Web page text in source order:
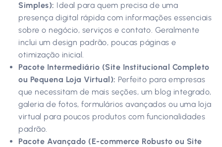
Simples): Ideal para quem precisa de uma
presença digital rápida com informações essenciais
sobre o negócio, serviços e contato. Geralmente
inclui um design padrão, poucas páginas e
otimização inicial.
Pacote Intermediário (Site Institucional Completo
ou Pequena Loja Virtual): Perfeito para empresas
que necessitam de mais seções, um blog integrado,
galeria de fotos, formulários avançados ou uma loja
virtual para poucos produtos com funcionalidades
padrão.
Pacote Avançado (E-commerce Robusto ou Site